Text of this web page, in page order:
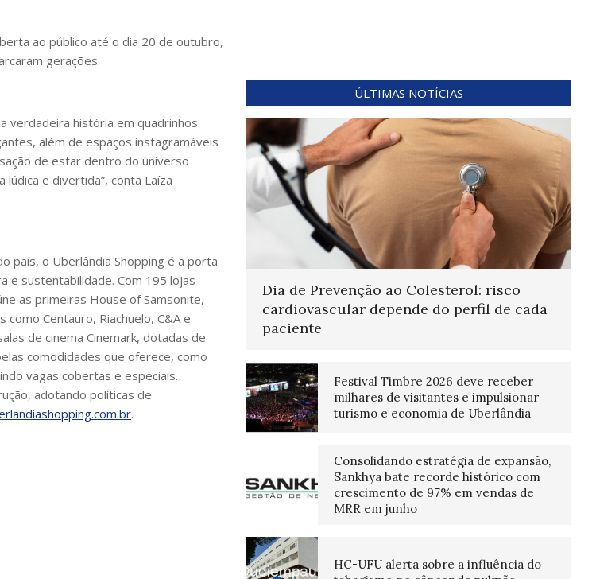
ao público até o dia 20 de outubro,
gerações.
verdadeira história em quadrinhos.
além de espaços instagramáveis
de estar dentro do universo
e divertida”, conta Laíza
país, o Uberlândia Shopping é a porta
e sustentabilidade. Com 195 lojas
as primeiras House of Samsonite,
Centauro, Riachuelo, C&A e
de cinema Cinemark, dotadas de
comodidades que oferece, como
vagas cobertas e especiais.
adotando políticas de
.
ÚLTIMAS NOTÍCIAS
Dia de Prevenção ao Colesterol: risco
cardiovascular depende do perfil de cada
paciente
Festival Timbre 2026 deve receber
milhares de visitantes e impulsionar
turismo e economia de Uberlândia
Consolidando estratégia de expansão,
Sankhya bate recorde histórico com
crescimento de 97% em vendas de
MRR em junho
HC-UFU alerta sobre a influência do